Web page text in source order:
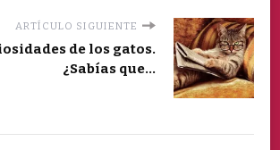
ARTÍCULO SIGUIENTE
de los gatos.
¿Sabías que...